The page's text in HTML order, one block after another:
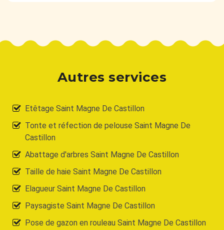
Autres services
Etêtage Saint Magne De Castillon
Tonte et réfection de pelouse Saint Magne De
Castillon
Abattage d'arbres Saint Magne De Castillon
Taille de haie Saint Magne De Castillon
Elagueur Saint Magne De Castillon
Paysagiste Saint Magne De Castillon
Pose de gazon en rouleau Saint Magne De Castillon